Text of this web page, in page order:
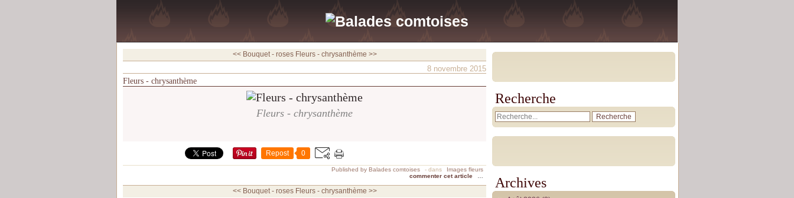
<< Bouquet - roses Fleurs - chrysanthème >>
8 novembre 2015
Fleurs - chrysanthème
Fleurs - chrysanthème
Repost 0
Published by Balades comtoises - dans
Images fleurs
commenter cet article
<< Bouquet - roses Fleurs - chrysanthème >>
Recherche
Archives